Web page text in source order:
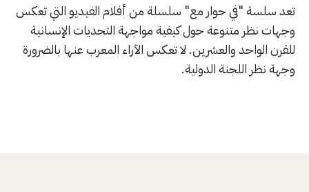
تعد سلسة "في حوار مع" سلسلة من أفلام الفيديو التي تعكس
وجهات نظر متنوعة حول كيفية مواجهة التحديات الإنسانية
للقرن الواحد والعشرين. لا تعكس الآراء المعرب عنها بالضرورة
وجهة نظر اللجنة الدولية.